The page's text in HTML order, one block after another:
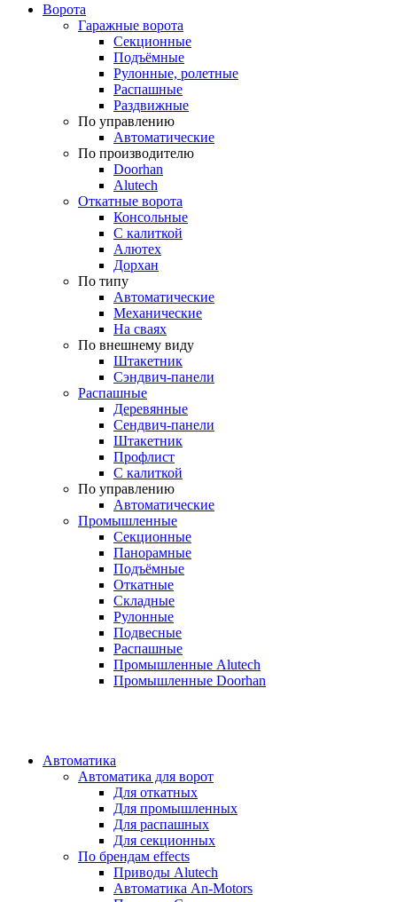
Ворота
Гаражные ворота
Секционные
Подъёмные
Рулонные, ролетные
Распашные
Раздвижные
По управлению
Автоматические
По производителю
Doorhan
Alutech
Откатные ворота
Консольные
С калиткой
Алютех
Дорхан
По типу
Автоматические
Механические
На сваях
По внешнему виду
Штакетник
Сэндвич-панели
Распашные
Деревянные
Сендвич-панели
Штакетник
Профлист
С калиткой
По управлению
Автоматические
Промышленные
Секционные
Панорамные
Подъёмные
Откатные
Складные
Рулонные
Подвесные
Распашные
Промышленные Alutech
Промышленные Doorhan
Автоматика
Автоматика для ворот
Для откатных
Для промышленных
Для распашных
Для секционных
По брендам effects
Приводы Alutech
Автоматика An-Motors